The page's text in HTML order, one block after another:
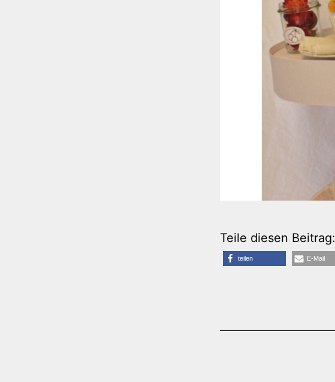
Teile diesen Beitrag:
teilen E-Mail